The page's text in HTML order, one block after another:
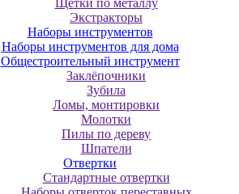
Щетки по металлу
Экcтpaктopы
Наборы инструментов
Наборы инструментов для дома
Общестроительный инструмент
Заклёпочники
Зубила
Ломы, монтировки
Молотки
Пилы по дереву
Шпатели
Отвертки
Cтандартные отвертки